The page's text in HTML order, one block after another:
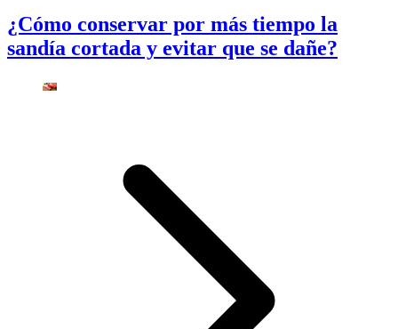
¿Cómo conservar por más tiempo la
sandía cortada y evitar que se dañe?